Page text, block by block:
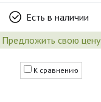
Есть в наличии
Предложить свою цену
К сравнению